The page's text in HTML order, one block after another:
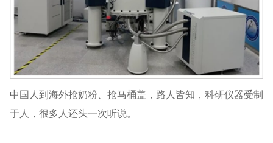
中国人到海外抢奶粉、抢马桶盖，路人皆知，科研仪器受制
于人，很多人还头一次听说。